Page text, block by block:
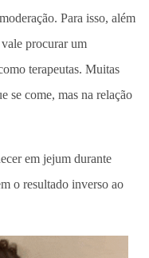
Para isso, além
procurar um
terapeutas. Muitas
se come, mas na relação
em jejum durante
o resultado inverso ao